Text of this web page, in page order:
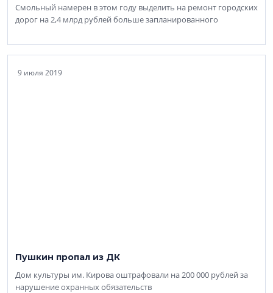
Смольный намерен в этом году выделить на ремонт городских
дорог на 2,4 млрд рублей больше запланированного
9 июля 2019
Пушкин пропал из ДК
Дом культуры им. Кирова оштрафовали на 200 000 рублей за
нарушение охранных обязательств